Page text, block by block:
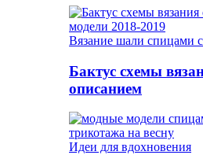
Вязание шали спицами
Бактус схемы
описанием
Идеи для вдохновения